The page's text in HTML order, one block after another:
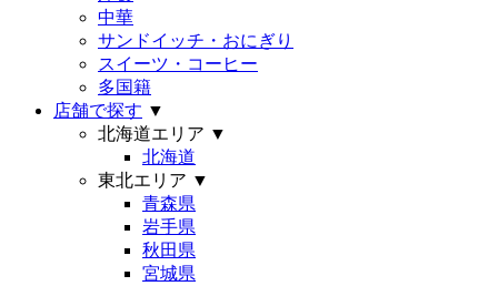
中華
サンドイッチ・おにぎり
スイーツ・コーヒー
多国籍
店舗で探す ▼
北海道エリア ▼
北海道
東北エリア ▼
青森県
岩手県
秋田県
宮城県